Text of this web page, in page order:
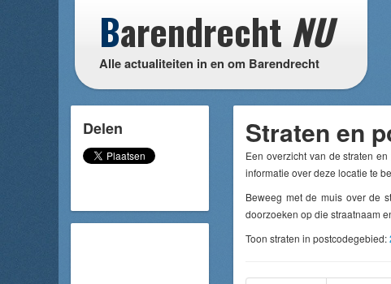
Barendrecht NU
Alle actualiteiten in en om Barendrecht
Delen Straten en
Een overzicht van de straten
informatie over deze locatie te
Beweeg met de muis over de
doorzoeken op die straatnaam
Toon straten in postcodegebied: